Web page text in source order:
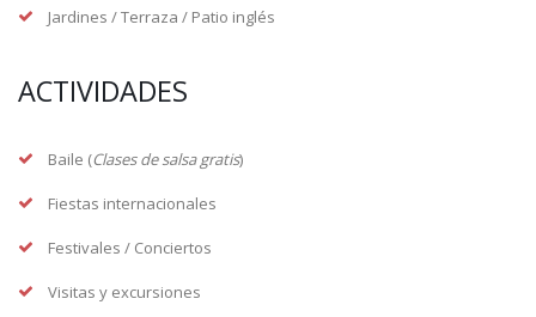
Jardines / Terraza / Patio inglés
ACTIVIDADES
Baile (Clases de salsa gratis)
Fiestas internacionales
Festivales / Conciertos
Visitas y excursiones